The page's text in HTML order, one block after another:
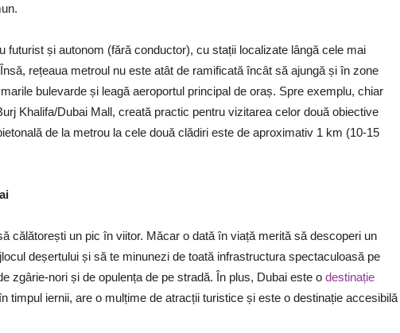
futurist și autonom (fără conductor), cu stații localizate lângă cele mai
rețeaua metroul nu este atât de ramificată încât să ajungă și în zone
bulevarde și leagă aeroportul principal de oraș. Spre exemplu, chiar
Khalifa/Dubai Mall, creată practic pentru vizitarea celor două obiective
de la metrou la cele două clădiri este de aproximativ 1 km (10-15
călătorești un pic în viitor. Măcar o dată în viață merită să descoperi un
deșertului și să te minunezi de toată infrastructura spectaculoasă pe
zgârie-nori și de opulența de pe stradă. În plus, Dubai este o destinație
timpul iernii, are o mulțime de atracții turistice și este o destinație accesibilă